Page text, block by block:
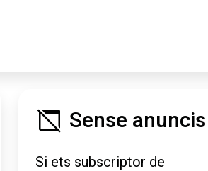
Sense anuncis
Si ets subscriptor de